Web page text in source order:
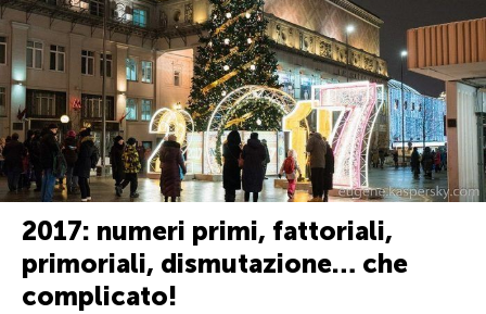
2017: numeri primi, fattoriali,
primoriali, dismutazione… che
complicato!